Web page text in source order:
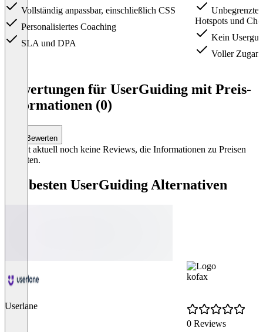
Vollständig anpassbar, einschließlich CSS
Personalisiertes Coaching
SLA und DPA
Unbegrenzte
Hotspots und
Kein
Voller
Bewertungen für UserGuiding mit Preis-
Informationen (0)
Bewerten
Es gibt aktuell noch keine Reviews, die Informationen zu Preisen
enthalten.
Die besten UserGuiding Alternativen
Userlane
kofax
0 Reviews